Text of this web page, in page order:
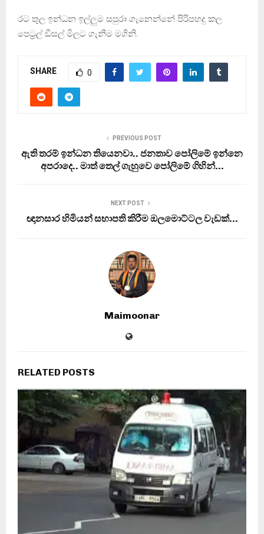
රට තුල ඉන්ධන ඉල්ලුම සපුරා ගැනෙන්නේ පිරිපහදු කල
පෙට‍්‍රල් ඩීසල් මිලට ගැනීම මගිනි.
SHARE 0
PREVIOUS POST
ඇති තරම් ඉන්ධන තියෙනවා.. ජනතාව පෝලිමේ ඉන්නෙ
අපරාදෙ.. මාත් තෙල් ගැහුවෙ පෝලිමේ ගිහින්…
NEXT POST
ඥානසාර හිමියන් සභාපති කිරීම ඔලමොට්ටල වැඩක්…
Maimoonar
RELATED POSTS